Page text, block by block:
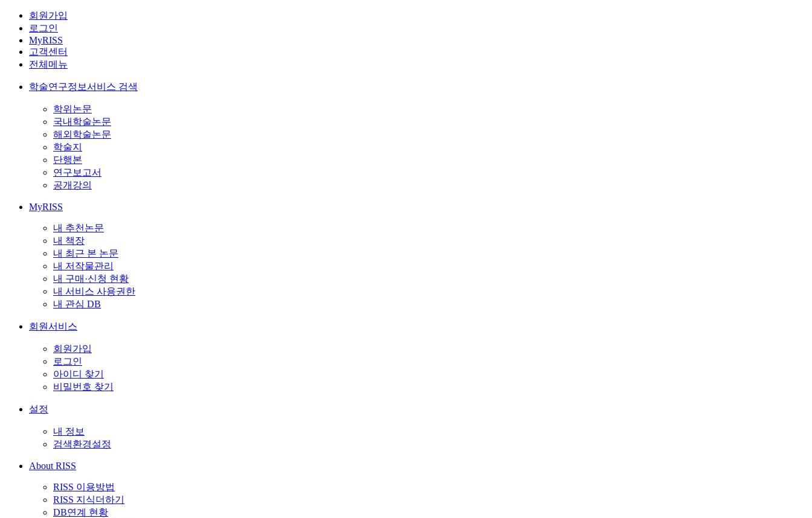
회원가입
로그인
MyRISS
고객센터
전체메뉴
학술연구정보서비스 검색
학위논문
국내학술논문
해외학술논문
학술지
단행본
연구보고서
공개강의
MyRISS
내 추천논문
내 책장
내 최근 본 논문
내 저작물관리
내 구매·신청 현황
내 서비스 사용권한
내 관심 DB
회원서비스
회원가입
로그인
아이디 찾기
비밀번호 찾기
설정
내 정보
검색환경설정
About RISS
RISS 이용방법
RISS 지식더하기
DB연계 현황